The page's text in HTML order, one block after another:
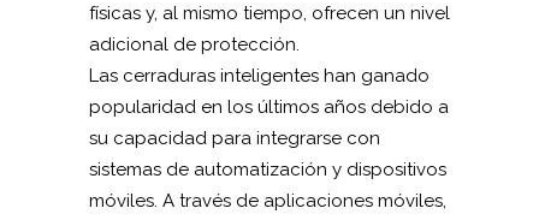
físicas y, al mismo tiempo, ofrecen un nivel
adicional de protección.
Las cerraduras inteligentes han ganado
popularidad en los últimos años debido a
su capacidad para integrarse con
sistemas de automatización y dispositivos
móviles. A través de aplicaciones móviles,